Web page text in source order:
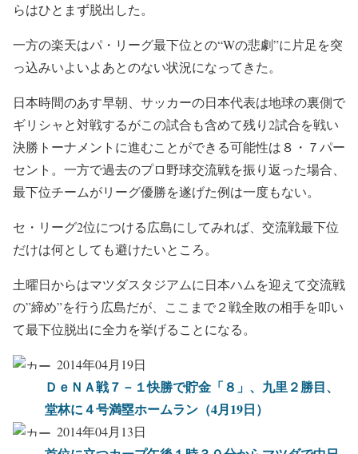
らはひとまず脱出した。
一方の楽天はパ・リーグ最下位との“Wの悲劇”に片足を突
っ込みいよいよあとのない状況になってきた。
日本時間のあす早朝、サッカーの日本代表は地球の裏側で
ギリシャと対戦するがこの試合も含めて残り2試合を戦い
決勝トーナメントに進むことができる可能性は８・７パー
セント。一方で過去のプロ野球交流戦を振り返った場合、
最下位チームがリーグ優勝を遂げた例は一度もない。
セ・リーグ2位につける広島にしてみれば、交流戦最下位
だけは何としても避けたいところ。
土曜日からはマツダスタジアムに日本ハムを迎えて交流戦
の”締め”を行う広島だが、ここまで２戦全敗の相手を叩い
て最下位脱出に全力を挙げることになる。
2014年04月19日
ＤｅＮＡ戦７－１快勝で貯金「８」、九里２勝目、
堂林に４号満塁ホームラン（4月19日）
2014年04月13日